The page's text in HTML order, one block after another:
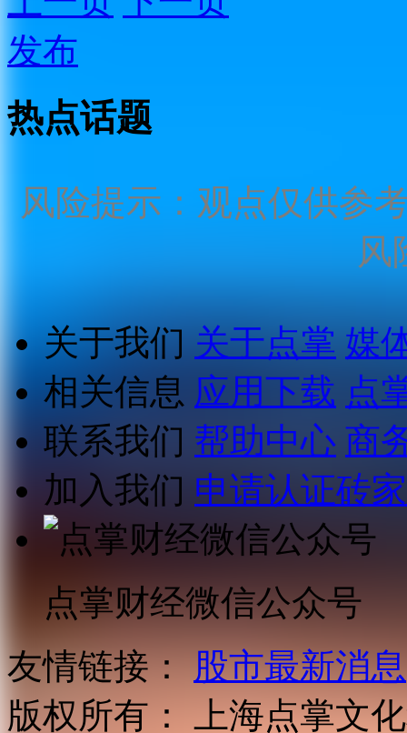
发布
热点话题
风险提示：观点仅供参
风
关于我们 关于点掌 媒
相关信息 应用下载 点
联系我们 帮助中心 商
加入我们 申请认证砖家
点掌财经微信公众号
友情链接： 股市最新消息
版权所有：
上海点掌文